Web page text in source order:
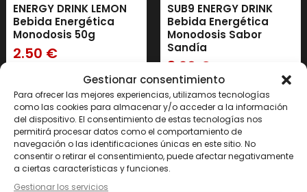
Gestionar consentimiento
Para ofrecer las mejores experiencias, utilizamos tecnologías
como las cookies para almacenar y/o acceder a la información
del dispositivo. El consentimiento de estas tecnologías nos
permitirá procesar datos como el comportamiento de
navegación o las identificaciones únicas en este sitio. No
consentir o retirar el consentimiento, puede afectar negativamente
a ciertas características y funciones.
Gestionar los servicios
ENERGY DRINK LEMON
Bebida Energética
Monodosis 50g
2.50 €
Añadir al carrito
SUB9 ENERGY DRINK
Bebida Energética
Monodosis Sabor
Sandía
3.20 €
Añadir al carrito